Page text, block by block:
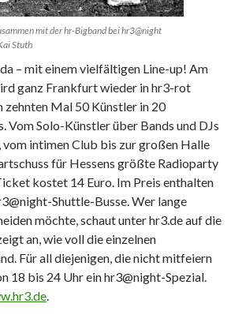
mit der hr-Bigband bei hr3@night
Stuth
– mit einem vielfältigen Line-up! Am
ganz Frankfurt wieder in hr3-rot
zehnten Mal 50 Künstler in 20
Vom Solo-Künstler über Bands und DJs
vom intimen Club bis zur großen Halle
für Hessens größte Radioparty
kostet 14 Euro. Im Preis enthalten
Shuttle-Busse. Wer lange
möchte, schaut unter hr3.de auf die
an, wie voll die einzelnen
Für all diejenigen, die nicht mitfeiern
18 bis 24 Uhr ein hr3@night-Spezial.
.